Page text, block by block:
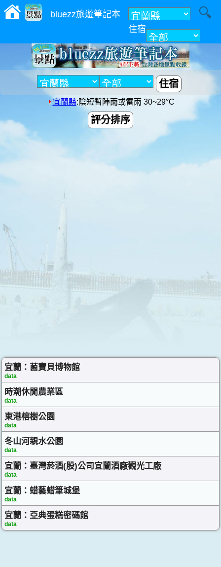
bluezz旅遊筆記本
住宿
附近
住宿
宜蘭縣:陰短暫陣雨或雷雨 30~29°C
評分排序
宜蘭：菌寶貝博物館
data
時潮休閒農業區
data
東港榕樹公園
data
冬山河親水公園
data
宜蘭：臺灣菸酒(股)公司宜蘭酒廠觀光工廠
data
宜蘭：蜡藝蜡筆城堡
data
宜蘭：亞典蛋糕密碼館
data